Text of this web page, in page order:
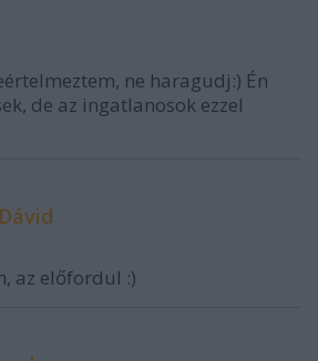
ne haragudj:) Én
de az ingatlanosok ezzel
az előfordul :)